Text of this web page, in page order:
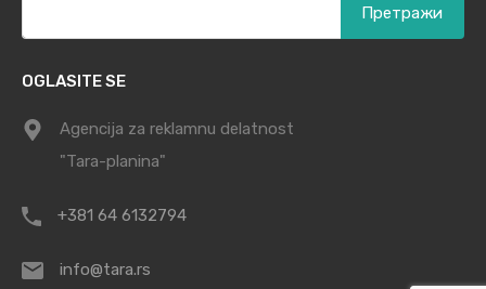
OGLASITE SE
Agencija za reklamnu delatnost
"Tara-planina"
+381 64 6132794
info@tara.rs